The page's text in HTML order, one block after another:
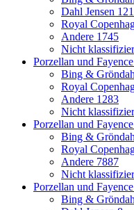
Dahl Jensen
Royal
Andere 1745
Nicht
Porzellan und
Bing &
Royal
Andere 1283
Nicht
Porzellan und
Bing &
Royal
Andere 7887
Nicht
Porzellan und
Bing &